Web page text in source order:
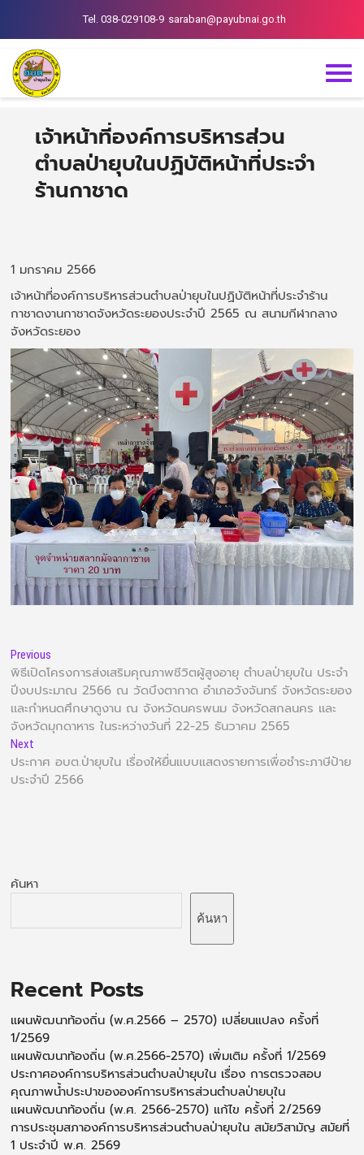
Tel. 038-029108-9 saraban@payubnai.go.th
เจ้าหน้าที่องค์การบริหารส่วน
ตำบลป่ายุบในปฏิบัติหน้าที่ประจำ
ร้านกาชาด
1 มกราคม 2566
เจ้าหน้าที่องค์การบริหารส่วนตำบลป่ายุบในปฏิบัติหน้าที่ประจำร้าน
กาชาดงานกาชาดจังหวัดระยองประจำปี 2565 ณ สนามกีฬากลาง
จังหวัดระยอง
Previous
พิธีเปิดโครงการส่งเสริมคุณภาพชีวิตผู้สูงอายุ ตำบลป่ายุบใน ประจำ
ปีงบประมาณ 2566 ณ วัดบึงตากาด อำเภอวังจันทร์ จังหวัดระยอง
เเละกำหนดศึกษาดูงาน ณ จังหวัดนครพนม จังหวัดสกลนคร เเละ
จังหวัดมุกดาหาร ในระหว่างวันที่ 22-25 ธันวาคม 2565
Next
ประกาศ อบต.ป่ายุบใน เรื่องให้ยื่นแบบแสดงรายการเพื่อชำระภาษีป้าย
ประจำปี 2566
ค้นหา
ค้นหา
Recent Posts
แผนพัฒนาท้องถิ่น (พ.ศ.2566 – 2570) เปลี่ยนแปลง ครั้งที่
1/2569
แผนพัฒนาท้องถิ่น (พ.ศ.2566-2570) เพิ่มเติม ครั้งที่ 1/2569
ประกาศองค์การบริหารส่วนตำบลป่ายุบใน เรื่อง การตรวจสอบ
คุณภาพน้ำประปาขององค์การบริหารส่วนตำบลป่ายบุใน
แผนพัฒนาท้องถิ่น (พ.ศ. 2566-2570) แก้ไข ครั้งที่ 2/2569
การประชุมสภาองค์การบริหารส่วนตำบลป่ายุบใน สมัยวิสามัญ สมัยที่
1 ประจำปี พ.ศ. 2569